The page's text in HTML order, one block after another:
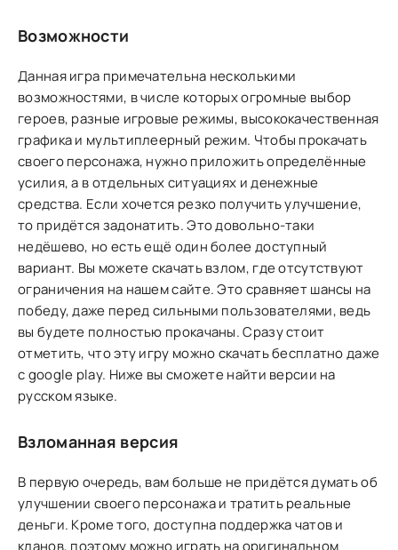
Возможности
Данная игра примечательна несколькими
возможностями, в числе которых огромные выбор
героев, разные игровые режимы, высококачественная
графика и мультиплеерный режим. Чтобы прокачать
своего персонажа, нужно приложить определённые
усилия, а в отдельных ситуациях и денежные
средства. Если хочется резко получить улучшение,
то придётся задонатить. Это довольно-таки
недёшево, но есть ещё один более доступный
вариант. Вы можете скачать взлом, где отсутствуют
ограничения на нашем сайте. Это сравняет шансы на
победу, даже перед сильными пользователями, ведь
вы будете полностью прокачаны. Сразу стоит
отметить, что эту игру можно скачать бесплатно даже
с google play. Ниже вы сможете найти версии на
русском языке.
Взломанная версия
В первую очередь, вам больше не придётся думать об
улучшении своего персонажа и тратить реальные
деньги. Кроме того, доступна поддержка чатов и
кланов, поэтому можно играть на оригинальном